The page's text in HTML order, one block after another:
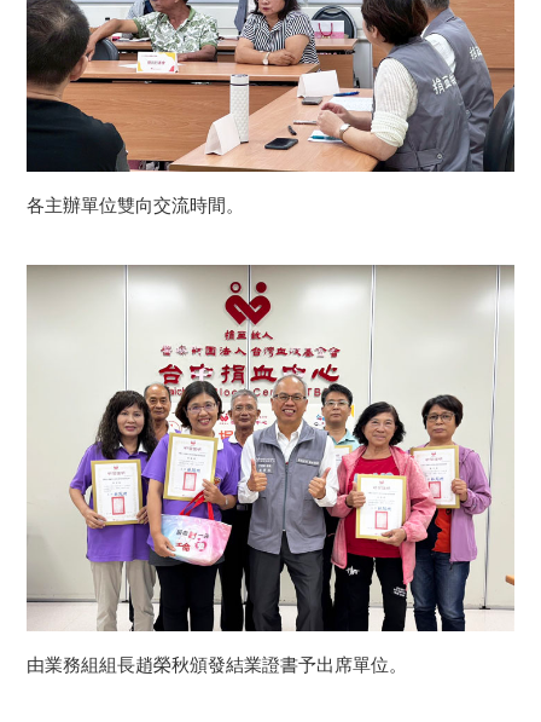
各主辦單位雙向交流時間。
由業務組組長趙榮秋頒發結業證書予出席單位。